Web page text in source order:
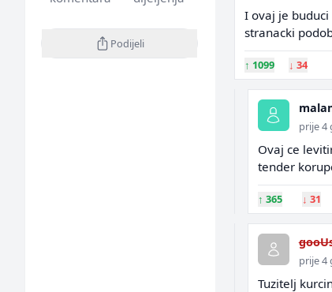
Podijeli
I ovaj je
stranacki
↑ 1099 ↓ 34
prije 4
Ovaj ce
tender
↑ 365 ↓ 31
prije 4
Tuzitelj